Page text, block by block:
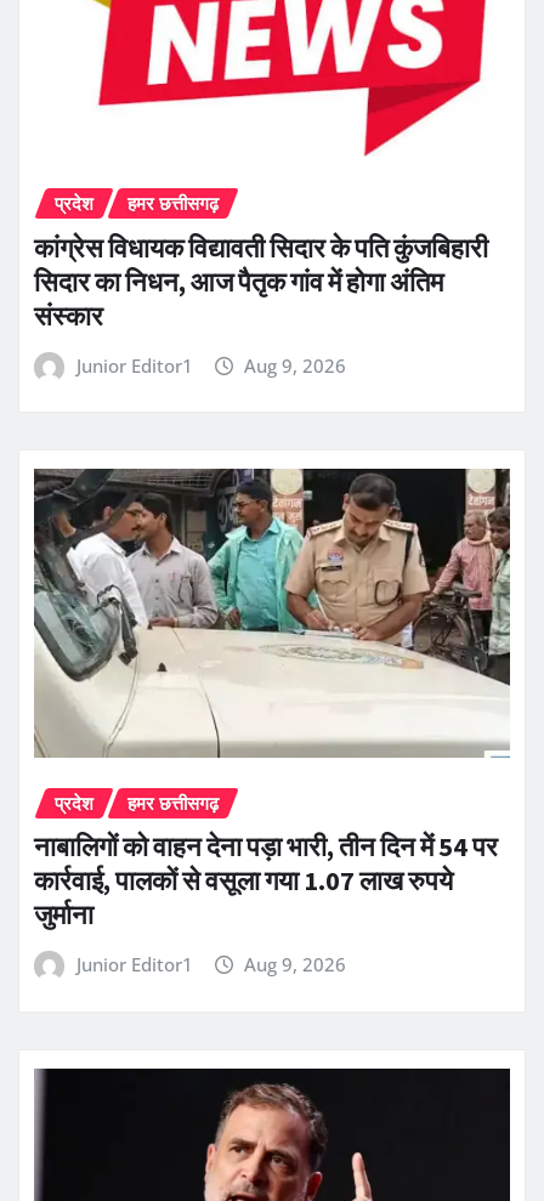
प्रदेश हमर छत्तीसगढ़
कांग्रेस विधायक विद्यावती सिदार के पति कुंजबिहारी
सिदार का निधन, आज पैतृक गांव में होगा अंतिम
संस्कार
Junior Editor1 Aug 9, 2026
प्रदेश हमर छत्तीसगढ़
नाबालिगों को वाहन देना पड़ा भारी, तीन दिन में 54 पर
कार्रवाई, पालकों से वसूला गया 1.07 लाख रुपये
जुर्माना
Junior Editor1 Aug 9, 2026